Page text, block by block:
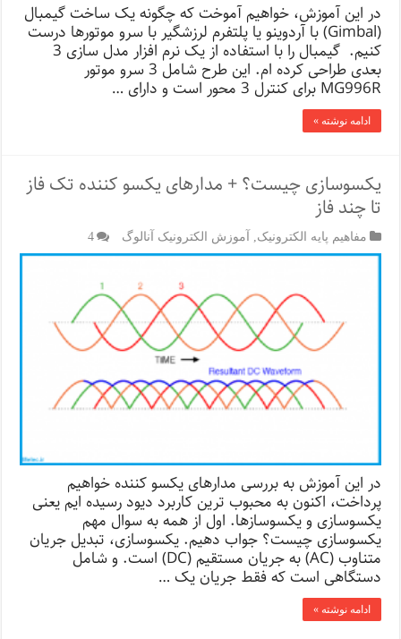
در این آموزش، خواهیم آموخت که چگونه یک ساخت گیمبال
(Gimbal) با آردوینو یا پلتفرم لرزشگیر با سرو موتورها درست
کنیم. گیمبال را با استفاده از یک نرم افزار مدل سازی 3
بعدی طراحی کرده ام. این طرح شامل 3 سرو موتور
MG996R برای کنترل 3 محور است و دارای …
ادامه نوشته »
یکسوسازی چیست؟ + مدارهای یکسو کننده تک فاز
تا چند فاز
مفاهیم پایه الکترونیک آموزش الکترونیک آنالوگ 4
در این آموزش به بررسی مدارهای یکسو کننده خواهیم
پرداخت، اکنون به محبوب ترین کاربرد دیود رسیده ایم یعنی
یکسوسازی و یکسوسازها. اول از همه به سوال مهم
یکسوسازی چیست؟ جواب دهیم. یکسوسازی، تبدیل جریان
متناوب (AC) به جریان مستقیم (DC) است. و شامل
دستگاهی است که فقط جریان یک …
ادامه نوشته »